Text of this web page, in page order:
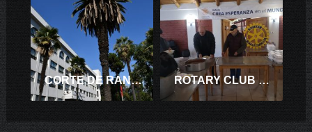
CORTE DE RANCAGUA RECHAZA PRESCRIPCIÓN DE DEMANDA CONTRA SUPERMERCADO DE RENGO ROTARY CLUB SANTA CRUZ LLEVÓ ESPERANZA A VECINOS DE VILLA LOS MAITENES